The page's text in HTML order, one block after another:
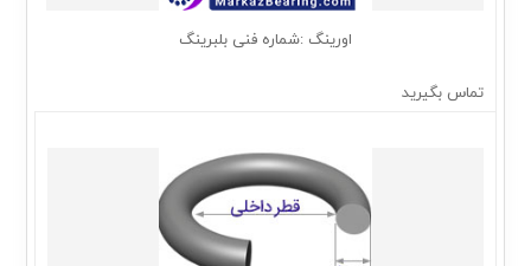
اورینگ :شماره فنی بلبرینگ
تماس بگیرید